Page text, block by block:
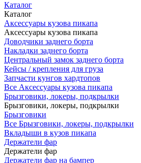
Каталог
Каталог
Аксессуары кузова пикапа
Аксессуары кузова пикапа
Доводчики заднего борта
Накладки заднего борта
Центральный замок заднего борта
Кейсы / крепления для груза
Запчасти кунгов хардтопов
Все Аксессуары кузова пикапа
Брызговики, локеры, подкрылки
Брызговики, локеры, подкрылки
Брызговики
Все Брызговики, локеры, подкрылки
Вкладыши в кузов пикапа
Держатели фар
Держатели фар
Держатели фар на бампер